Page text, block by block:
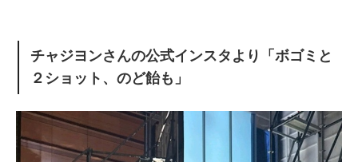
チャジヨンさんの公式インスタより「ボゴミと
２ショット、のど飴も」